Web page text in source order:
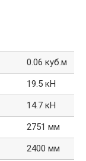
0.06 куб.м
19.5 кН
14.7 кН
2751 мм
2400 мм